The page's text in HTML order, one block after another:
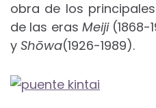
obra de los
de las eras Meiji(1868-
y Shōwa(1926-1989).